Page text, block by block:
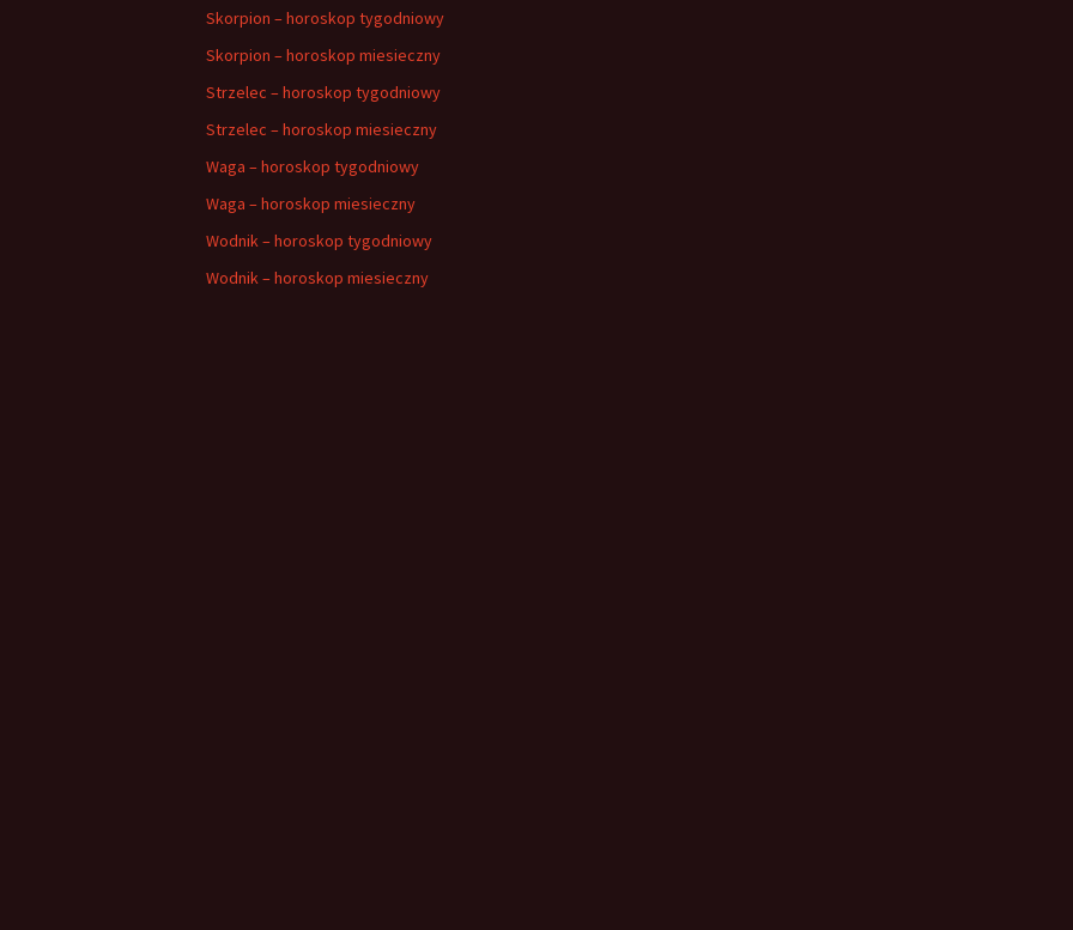
Skorpion – horoskop tygodniowy
Skorpion – horoskop miesieczny
Strzelec – horoskop tygodniowy
Strzelec – horoskop miesieczny
Waga – horoskop tygodniowy
Waga – horoskop miesieczny
Wodnik – horoskop tygodniowy
Wodnik – horoskop miesieczny